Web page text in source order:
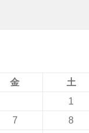
金 土
1
7 8